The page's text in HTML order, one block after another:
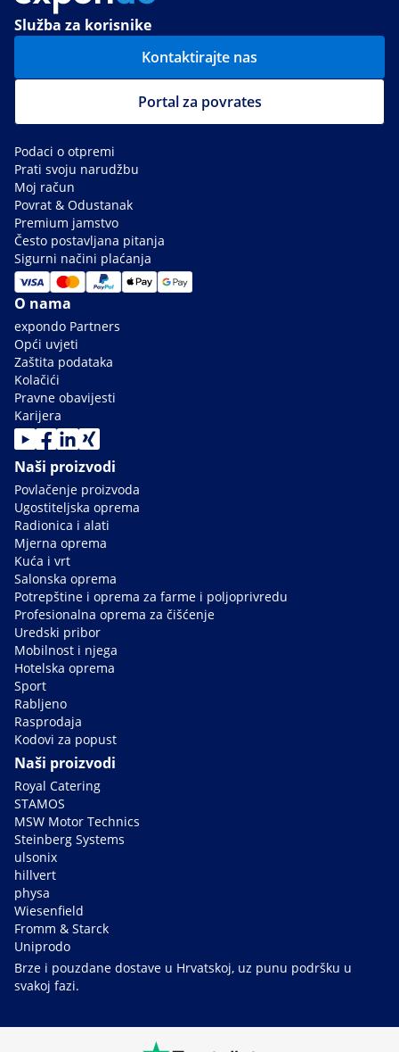
Služba za korisnike
Kontaktirajte nas
Portal za povrates
Podaci o otpremi
Prati svoju narudžbu
Moj račun
Povrat & Odustanak
Premium jamstvo
Često postavljana pitanja
Sigurni načini plaćanja
O nama
expondo Partners
Opći uvjeti
Zaštita podataka
Kolačići
Pravne obavijesti
Karijera
Naši proizvodi
Povlačenje proizvoda
Ugostiteljska oprema
Radionica i alati
Mjerna oprema
Kuća i vrt
Salonska oprema
Potrepštine i oprema za farme i poljoprivredu
Profesionalna oprema za čišćenje
Uredski pribor
Mobilnost i njega
Hotelska oprema
Sport
Rabljeno
Rasprodaja
Kodovi za popust
Naši proizvodi
Royal Catering
STAMOS
MSW Motor Technics
Steinberg Systems
ulsonix
hillvert
physa
Wiesenfield
Fromm & Starck
Uniprodo
Brze i pouzdane dostave u Hrvatskoj, uz punu podršku u
svakoj fazi.